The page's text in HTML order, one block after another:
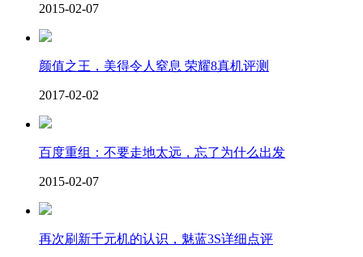
2015-02-07
颜值之王，美得令人窒息 荣耀8真机评测
2017-02-02
百度重组：不要走地太远，忘了为什么出发
2015-02-07
再次刷新千元机的认识，魅蓝3S详细点评